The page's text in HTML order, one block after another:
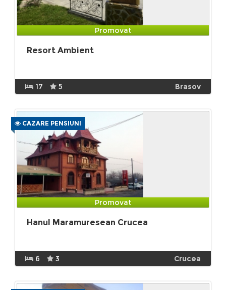
Promovat
Resort Ambient
17 5 Brasov
CAZARE PENSIUNI
Promovat
Hanul Maramuresean Crucea
6 3 Crucea